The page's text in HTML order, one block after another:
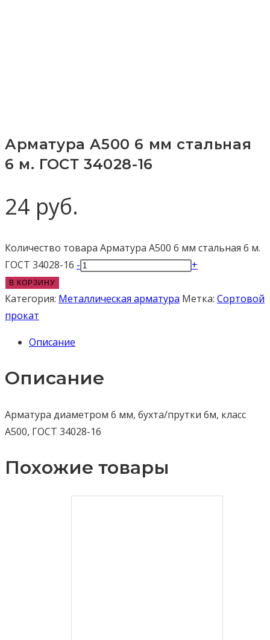
Арматура A500 6 мм стальная
6 м. ГОСТ 34028-16
24 руб.
Количество товара Арматура A500 6 мм стальная 6 м.
ГОСТ 34028-16 - +
В КОРЗИНУ
Категория: Металлическая арматура Метка: Сортовой
прокат
Описание
Описание
Арматура диаметром 6 мм, бухта/прутки 6м, класс
А500, ГОСТ 34028-16
Похожие товары